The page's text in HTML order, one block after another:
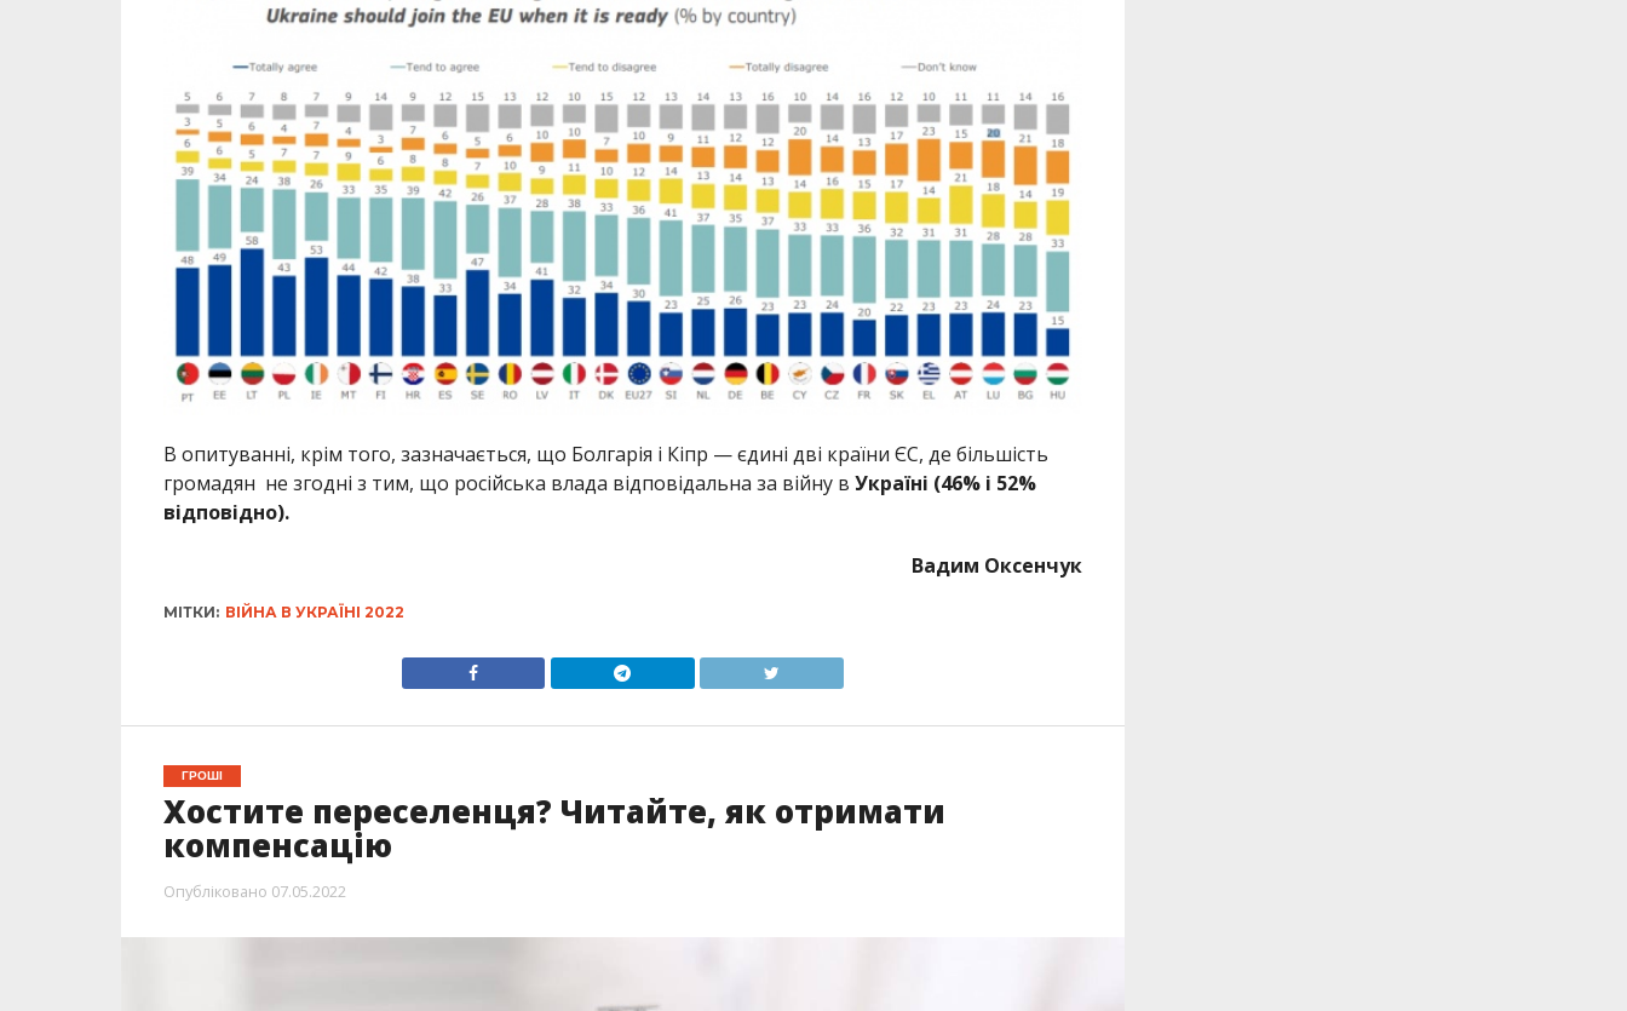
В опитуванні, крім того, зазначається, що Болгарія і Кіпр — єдині дві країни ЄС, де більшість
громадян не згодні з тим, що російська влада відповідальна за війну в Україні (46% і 52%
відповідно).
Вадим Оксенчук
МІТКИ: ВІЙНА В УКРАЇНІ 2022
ГРОШІ
Хостите переселенця? Читайте, як отримати
компенсацію
Опубліковано 07.05.2022